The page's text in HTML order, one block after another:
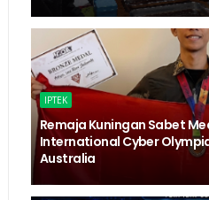
IPTEK
Remaja Kuningan Sabet
International Cyber
Australia